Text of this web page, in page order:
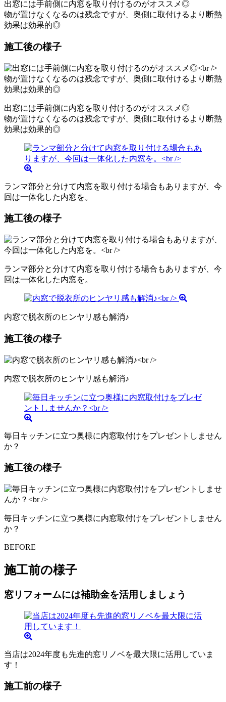
出窓には手前側に内窓を取り付けるのがオススメ◎
物が置けなくなるのは残念ですが、奥側に取付けるより断熱
効果は効果的◎
施工後の様子
出窓には手前側に内窓を取り付けるのがオススメ◎
物が置けなくなるのは残念ですが、奥側に取付けるより断熱
効果は効果的◎
ランマ部分と分けて内窓を取り付ける場合もありますが、今
回は一体化した内窓を。
施工後の様子
ランマ部分と分けて内窓を取り付ける場合もありますが、今
回は一体化した内窓を。
内窓で脱衣所のヒンヤリ感も解消♪
施工後の様子
内窓で脱衣所のヒンヤリ感も解消♪
毎日キッチンに立つ奥様に内窓取付けをプレゼントしません
か？
施工後の様子
毎日キッチンに立つ奥様に内窓取付けをプレゼントしません
か？
BEFORE
施工前の様子
窓リフォームには補助金を活用しましょう
当店は2024年度も先進的窓リノベを最大限に活用していま
す！
施工前の様子